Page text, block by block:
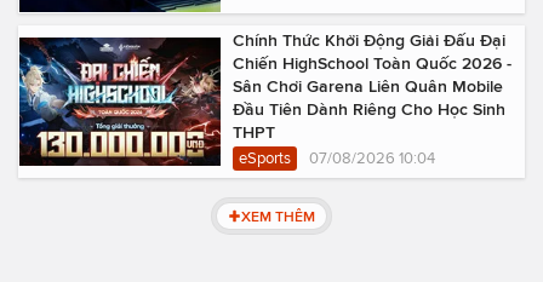
Chính Thức Khởi Động Giải Đấu Đại
Chiến HighSchool Toàn Quốc 2026 -
Sân Chơi Garena Liên Quân Mobile
Đầu Tiên Dành Riêng Cho Học Sinh
THPT
eSports 07/08/2026 10:04
XEM THÊM